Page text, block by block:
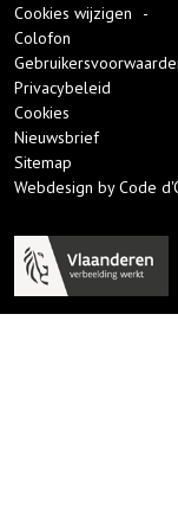
Cookies wijzigen
-
Colofon
Privacybeleid
Cookies
Nieuwsbrief
Sitemap
Webdesign by Code